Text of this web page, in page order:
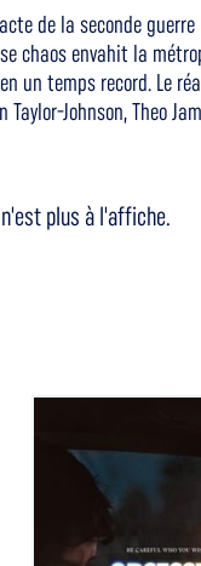
de la seconde
chaos envahit la
un temps record. Le
Taylor-Johnson, Theo
plus à l'affiche.